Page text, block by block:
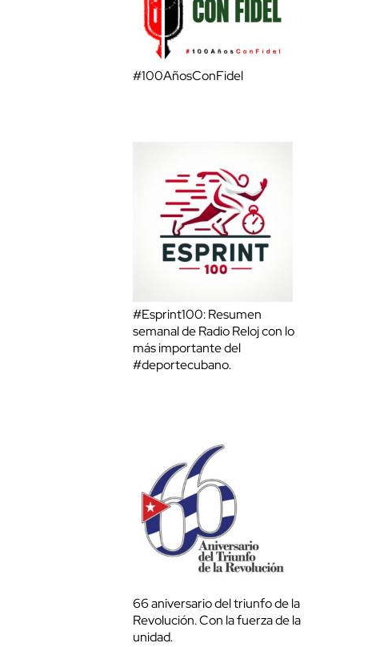
#100AñosConFidel
#Esprint100: Resumen
semanal de Radio Reloj con lo
más importante del
#deportecubano.
66 aniversario del triunfo de la
Revolución. Con la fuerza de la
unidad.